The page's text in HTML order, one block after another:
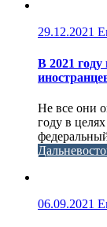
29.12.2021
В 2021
Не все они
году в
06.09.2021